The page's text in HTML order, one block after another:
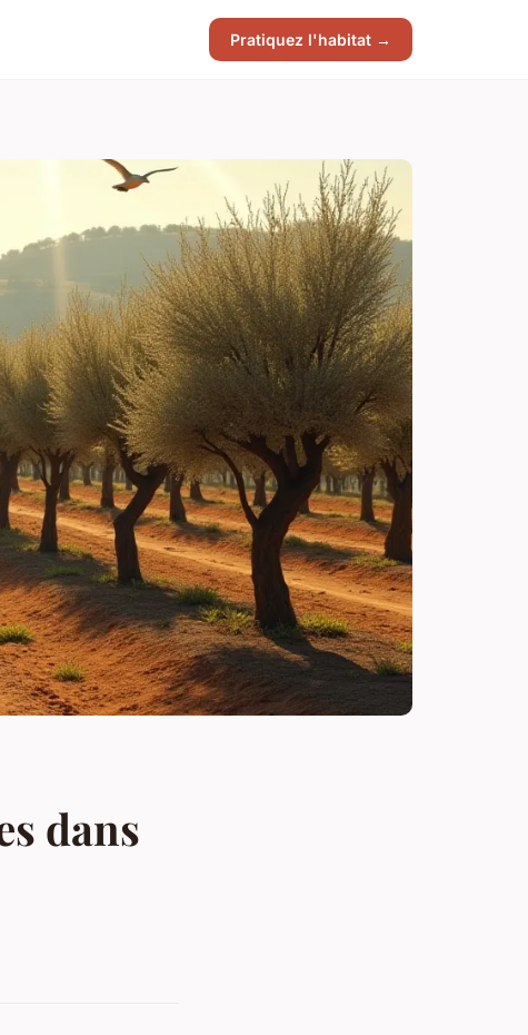
Pratiquez l'habitat →
dans